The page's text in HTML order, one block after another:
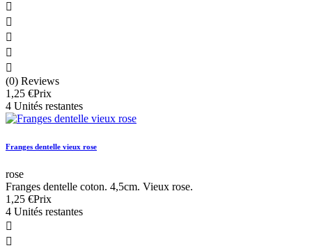





(0) Reviews
1,25 €Prix
4 Unités restantes
Franges dentelle vieux rose
rose
Franges dentelle coton. 4,5cm. Vieux rose.
1,25 €Prix
4 Unités restantes

